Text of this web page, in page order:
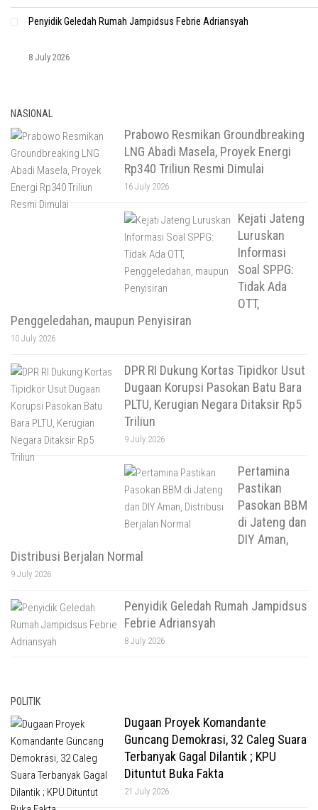
Penyidik Geledah Rumah Jampidsus Febrie Adriansyah
8 July 2026
NASIONAL
Prabowo Resmikan Groundbreaking
LNG Abadi Masela, Proyek Energi
Rp340 Triliun Resmi Dimulai
16 July 2026
Kejati Jateng
Luruskan
Informasi
Soal SPPG:
Tidak Ada
OTT,
Penggeledahan, maupun Penyisiran
10 July 2026
DPR RI Dukung Kortas Tipidkor Usut
Dugaan Korupsi Pasokan Batu Bara
PLTU, Kerugian Negara Ditaksir Rp5
Triliun
9 July 2026
Pertamina
Pastikan
Pasokan BBM
di Jateng dan
DIY Aman,
Distribusi Berjalan Normal
9 July 2026
Penyidik Geledah Rumah Jampidsus
Febrie Adriansyah
8 July 2026
POLITIK
Dugaan Proyek Komandante
Guncang Demokrasi, 32 Caleg Suara
Terbanyak Gagal Dilantik ; KPU
Dituntut Buka Fakta
21 July 2026